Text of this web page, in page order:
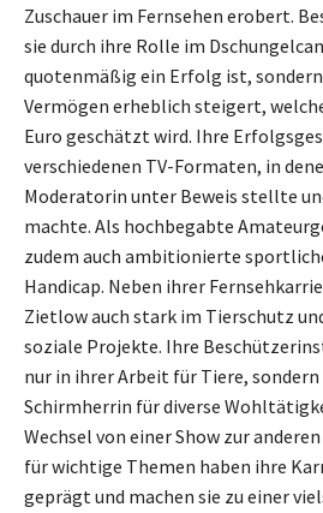
Zuschauer im Fernsehen erobert.
sie durch ihre Rolle im
quotenmäßig ein Erfolg ist,
Vermögen erheblich steigert,
Euro geschätzt wird. Ihre
verschiedenen TV-Formaten, in
Moderatorin unter Beweis stellte
machte. Als hochbegabte
zudem auch ambitionierte
Handicap. Neben ihrer
Zietlow auch stark im Tierschutz
soziale Projekte. Ihre
nur in ihrer Arbeit für Tiere,
Schirmherrin für diverse
Wechsel von einer Show zur
für wichtige Themen haben ihre
geprägt und machen sie zu einer